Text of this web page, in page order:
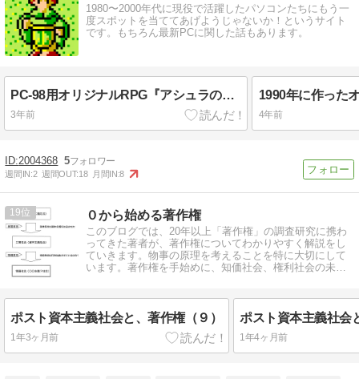
1980〜2000年代に現役で活躍したパソコンたちにもう一
度スポットを当ててあげようじゃないか！というサイト
です。もちろん最新PCに関した話もあります。
PC-98用オリジナルRPG『アシュラの塔』！PC-88版をフルリメイク移植しました！★PC-9800/9821シリーズ用自作ゲーム
3年前 4年前
2004368 5
週間IN:2 週間OUT:18 月間IN:8
19 ０から始める著作権
このブログでは、20年以上「著作権」の調査研究に携わ
ってきた著者が、著作権についてわかりやすく解説をし
ていきます。物事の原理を考えることを特に大切にして
います。著作権を手始めに、知価社会、権利社会の未来
ポスト資本主義社会と、著作権（９）
1年3ヶ月前
ポスト資本主義社会
1年4ヶ月前